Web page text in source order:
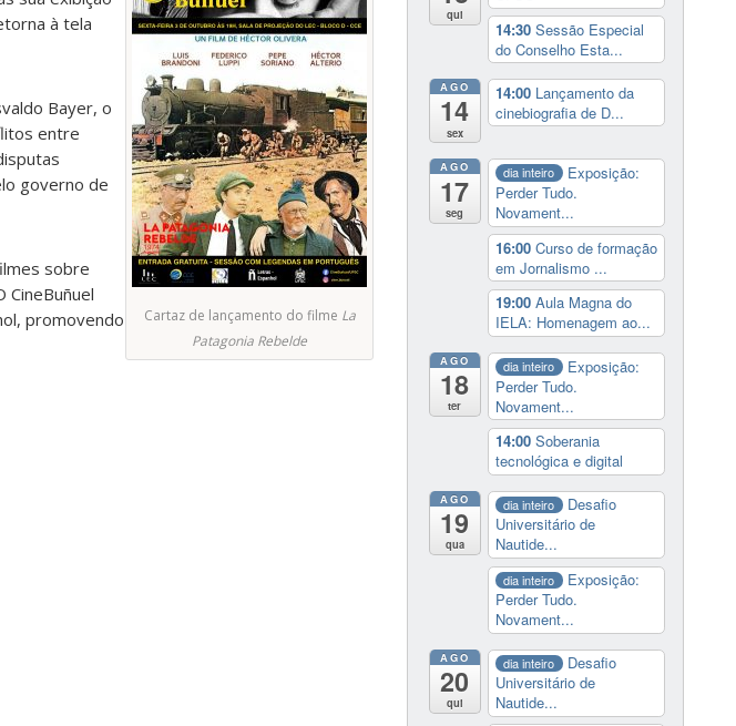
Cartaz de lançamento do filme La
Patagonia Rebelde
à tela
Bayer, o
entre
governo de
sobre
promovendo
qui
14:30 Sessão Especial
do Conselho Esta...
AGO
14
sex
14:00 Lançamento da
cinebiografia de D...
AGO
17
seg
dia inteiro
Exposição:
Perder Tudo.
Novament...
16:00 Curso de formação
em Jornalismo ...
19:00 Aula Magna do
IELA: Homenagem ao...
AGO
18
ter
dia inteiro
Exposição:
Perder Tudo.
Novament...
14:00 Soberania
tecnológica e digital
AGO
19
qua
dia inteiro
Desafio
Universitário de
Nautide...
dia inteiro
Exposição:
Perder Tudo.
Novament...
AGO
20
qui
dia inteiro
Desafio
Universitário de
Nautide...